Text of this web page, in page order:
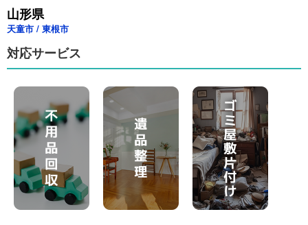
山形県
天童市 / 東根市
対応サービス